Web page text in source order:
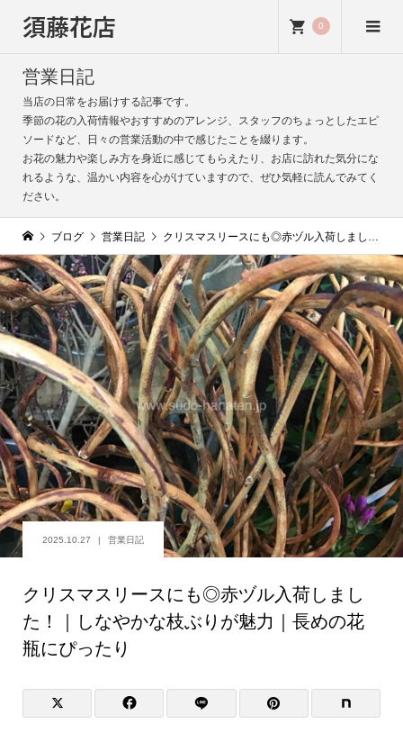
須藤花店 0
営業日記
当店の日常をお届けする記事です。
季節の花の入荷情報やおすすめのアレンジ、スタッフのちょっとしたエピ
ソードなど、日々の営業活動の中で感じたことを綴ります。
お花の魅力や楽しみ方を身近に感じてもらえたり、お店に訪れた気分にな
れるような、温かい内容を心がけていますので、ぜひ気軽に読んでみてく
ださい。
ブログ 営業日記 クリスマスリースにも◎赤ヅル入荷しました！｜しなやかな枝ぶりが魅力｜長めの花瓶にぴったり
2025.10.27 営業日記
クリスマスリースにも◎赤ヅル入荷しまし
た！｜しなやかな枝ぶりが魅力｜長めの花
瓶にぴったり